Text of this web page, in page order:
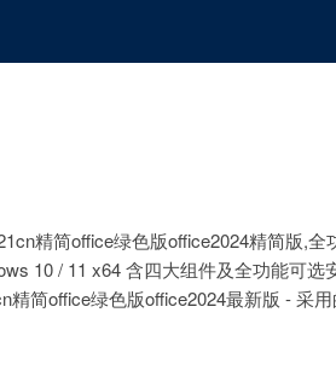
精简office绿色版office2024精简版,全
10 / 11 x64 含四大组件及全功能可选
简office绿色版office2024最新版 - 采